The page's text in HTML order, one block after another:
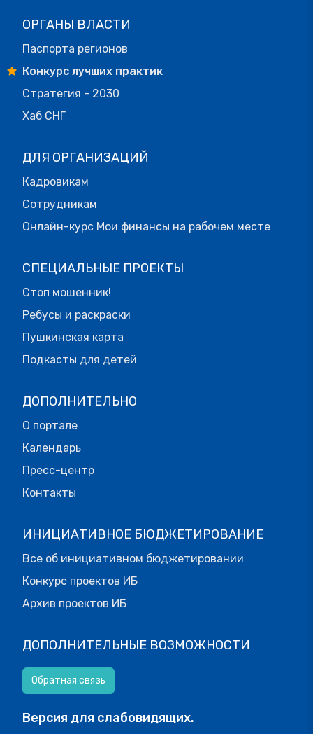
ОРГАНЫ ВЛАСТИ
Паспорта регионов
Конкурс лучших практик
Стратегия - 2030
Хаб СНГ
ДЛЯ ОРГАНИЗАЦИЙ
Кадровикам
Сотрудникам
Онлайн-курс Мои финансы на рабочем месте
СПЕЦИАЛЬНЫЕ ПРОЕКТЫ
Стоп мошенник!
Ребусы и раскраски
Пушкинская карта
Подкасты для детей
ДОПОЛНИТЕЛЬНО
О портале
Календарь
Пресс-центр
Контакты
ИНИЦИАТИВНОЕ БЮДЖЕТИРОВАНИЕ
Все об инициативном бюджетировании
Конкурс проектов ИБ
Архив проектов ИБ
ДОПОЛНИТЕЛЬНЫЕ ВОЗМОЖНОСТИ
Обратная связь
Версия для слабовидящих.